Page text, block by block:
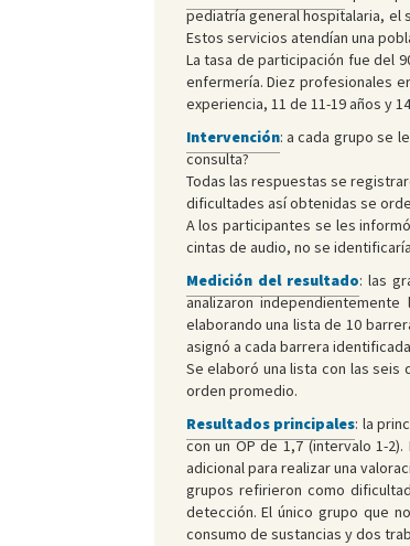
pediatría general hospitalaria, el
Estos servicios atendían una
La tasa de participación fue del
enfermería. Diez profesionales
experiencia, 11 de 11-19 años y
Intervención: a cada grupo se
consulta?
Todas las respuestas se
dificultades así obtenidas se
A los participantes se les
cintas de audio, no se
Medición del resultado: las
analizaron
elaborando una lista de 10
asignó a cada barrera
Se elaboró una lista con las
orden promedio.
Resultados principales: la
con un OP de 1,7 (intervalo 1-
adicional para realizar una
grupos refirieron como
detección. El único grupo que
consumo de sustancias y dos